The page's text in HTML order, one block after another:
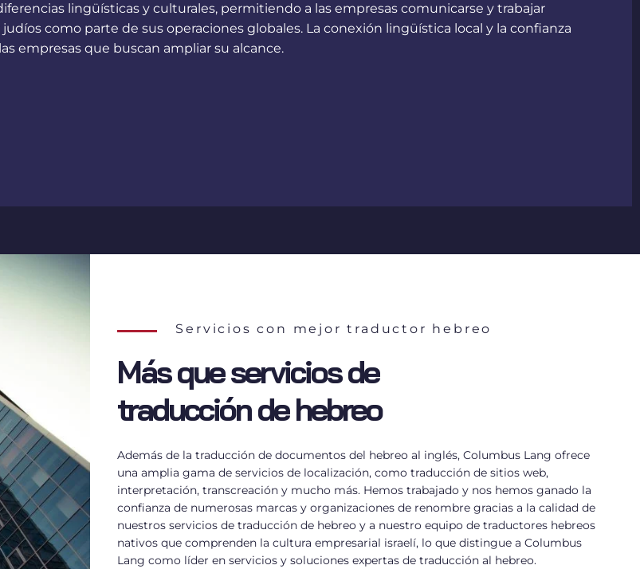
lingüísticas y culturales, permitiendo a las empresas comunicarse y trabajar
como parte de sus operaciones globales. La conexión lingüística local y la confianza
empresas que buscan ampliar su alcance.
Servicios con mejor traductor hebreo
Más que servicios de
traducción de hebreo
Además de la traducción de documentos del hebreo al inglés, Columbus Lang ofrece
una amplia gama de servicios de localización, como traducción de sitios web,
interpretación, transcreación y mucho más. Hemos trabajado y nos hemos ganado la
confianza de numerosas marcas y organizaciones de renombre gracias a la calidad de
nuestros servicios de traducción de hebreo y a nuestro equipo de traductores hebreos
nativos que comprenden la cultura empresarial israelí, lo que distingue a Columbus
Lang como líder en servicios y soluciones expertas de traducción al hebreo.